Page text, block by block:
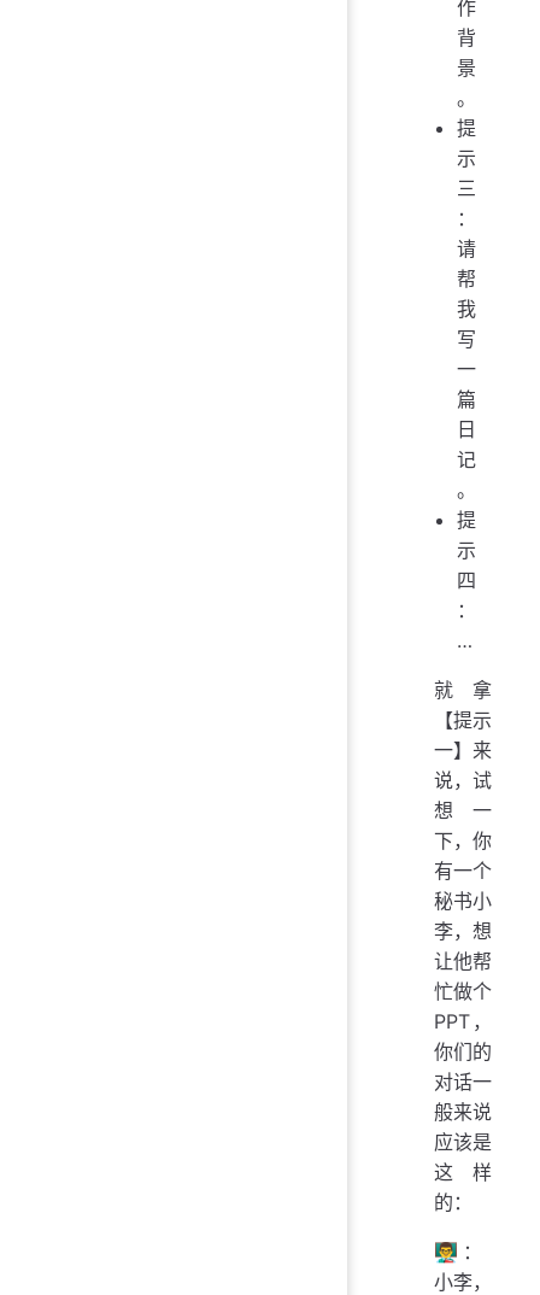
作
背
景
。
提
示
三
：
请
帮
我
写
一
篇
日
记
。
提
示
四
：
…
就拿
【提示
一】来
说，试
想一
下，你
有一个
秘书小
李，想
让他帮
忙做个
PPT，
你们的
对话一
般来说
应该是
这样
的：
👨‍🏫：
小李，